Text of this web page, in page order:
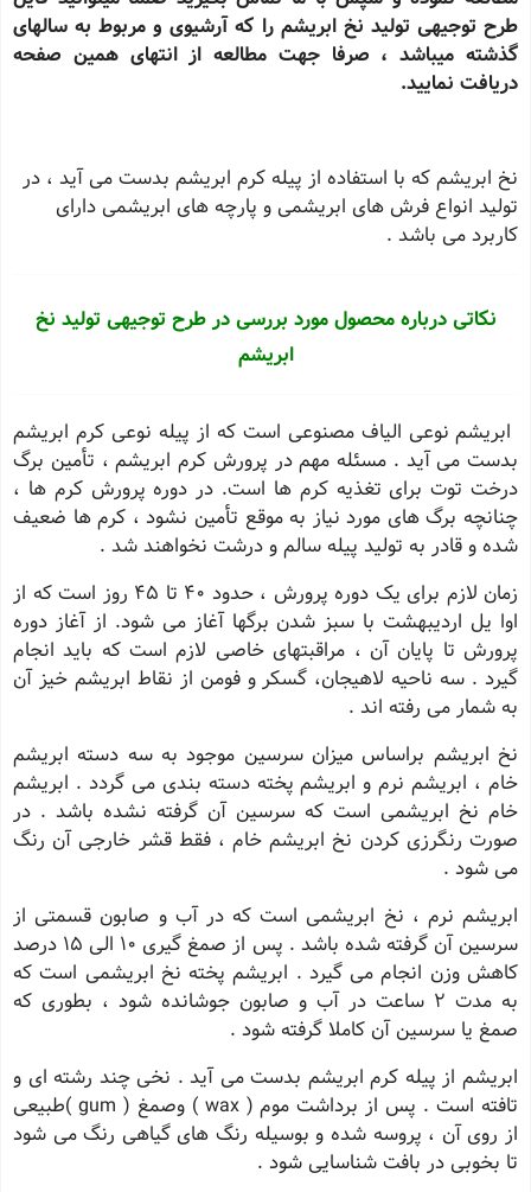
طرح توجیهی تولید نخ ابریشم را که آرشیوی و مربوط به سالهای
گذشته میباشد ، صرفا جهت مطالعه از انتهای همین صفحه
دریافت نمایید.
نخ ابریشم که با استفاده از پیله کرم ابریشم بدست می آید ، در
تولید انواع فرش های ابریشمی و پارچه های ابریشمی دارای
کاربرد می باشد .
نکاتی درباره محصول مورد بررسی در طرح توجیهی تولید نخ
ابریشم
ابریشم نوعی الیاف مصنوعی است که از پیله نوعی کرم ابریشم
بدست می آید . مسئله مهم در پرورش کرم ابریشم ، تأمین برگ
درخت توت برای تغذیه کرم ها است. در دوره پرورش کرم ها ،
چنانچه برگ های مورد نیاز به موقع تأمین نشود ، کرم ها ضعیف
شده و قادر به تولید پیله سالم و درشت نخواهند شد .
زمان لازم برای یک دوره پرورش ، حدود ۴٠ تا ۴۵ روز است که از
اوا یل اردیبهشت با سبز شدن برگها آغاز می شود. از آغاز دوره
پرورش تا پایان آن ، مراقبتهای خاصی لازم است که باید انجام
گیرد . سه ناحیه لاهیجان، گسکر و فومن از نقاط ابریشم خیز آن
به شمار می رفته اند .
نخ ابریشم براساس میزان سرسین موجود به سه دسته ابریشم
خام ، ابریشم نرم و ابریشم پخته دسته بندی می گردد . ابریشم
خام نخ ابریشمی است که سرسین آن گرفته نشده باشد . در
صورت رنگرزی کردن نخ ابریشم خام ، فقط قشر خارجی آن رنگ
می شود .
ابریشم نرم ، نخ ابریشمی است که در آب و صابون قسمتی از
سرسین آن گرفته شده باشد . پس از صمغ گیری 10 الی 15 درصد
کاهش وزن انجام می گیرد . ابریشم پخته نخ ابریشمی است که
به مدت 2 ساعت در آب و صابون جوشانده شود ، بطوری که
صمغ یا سرسین آن کاملا گرفته شود .
ابریشم از پیله کرم ابریشم بدست می آید . نخی چند رشته ای و
تافته است . پس از برداشت موم ( wax ) وصمغ ( gum )طبیعی
از روی آن ، پروسه شده و بوسیله رنگ های گیاهی رنگ می شود
تا بخوبی در بافت شناسایی شود .